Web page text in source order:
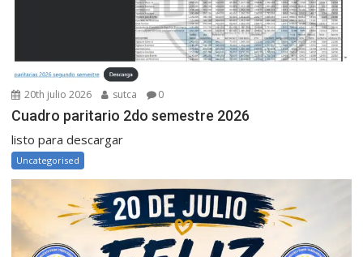
20th julio 2026 sutca 0
Cuadro paritario 2do semestre 2026
listo para descargar
Uncategorised